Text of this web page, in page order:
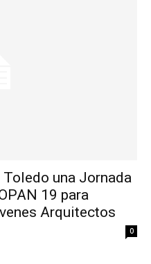
Toledo una Jornada
19 para
Arquitectos
0